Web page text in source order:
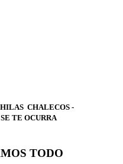
CHALECOS -
TE OCURRA
TODO